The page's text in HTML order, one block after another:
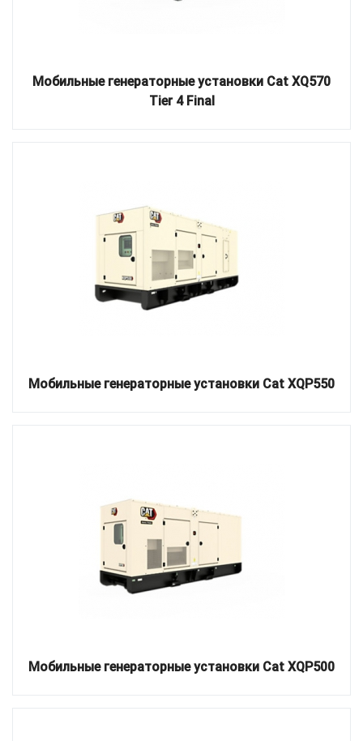
Мобильные генераторные установки Cat XQ570
Tier 4 Final
Мобильные генераторные установки Cat XQP550
Мобильные генераторные установки Cat XQP500